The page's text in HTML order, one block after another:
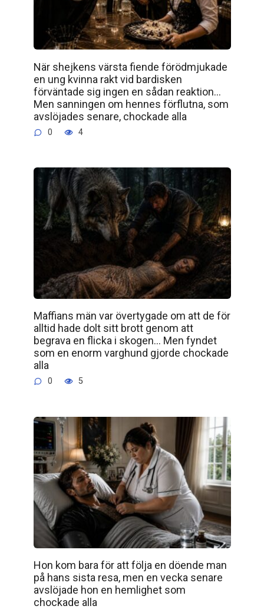
När shejkens värsta fiende förödmjukade
en ung kvinna rakt vid bardisken
förväntade sig ingen en sådan reaktion…
Men sanningen om hennes förflutna, som
avslöjades senare, chockade alla
0 4
Maffians män var övertygade om att de för
alltid hade dolt sitt brott genom att
begrava en flicka i skogen… Men fyndet
som en enorm varghund gjorde chockade
alla
0 5
Hon kom bara för att följa en döende man
på hans sista resa, men en vecka senare
avslöjade hon en hemlighet som
chockade alla